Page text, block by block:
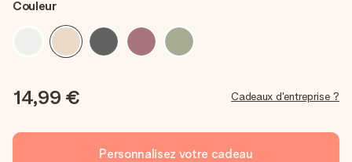
Couleur
14,99 € Cadeaux d'entreprise ?
Personnalisez votre cadeau